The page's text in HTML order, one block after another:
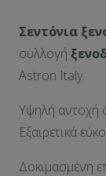
Σεντόνια
συλλογή
Astron Italy.
Υψηλή αντοχή
Εξαιρετικά
Δοκιμασμένη